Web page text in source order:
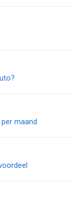
maand